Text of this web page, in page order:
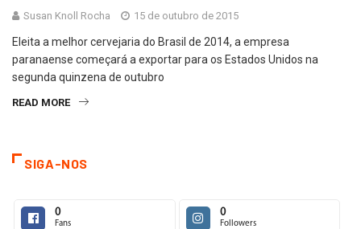
Susan Knoll Rocha 15 de outubro de 2015
Eleita a melhor cervejaria do Brasil de 2014, a empresa
paranaense começará a exportar para os Estados Unidos na
segunda quinzena de outubro
READ MORE
SIGA-NOS
0
Fans
0
Followers